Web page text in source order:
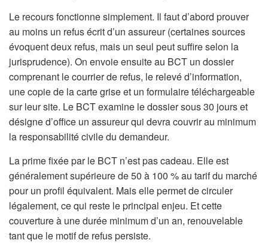
Le recours fonctionne simplement. Il faut d’abord prouver
au moins un refus écrit d’un assureur (certaines sources
évoquent deux refus, mais un seul peut suffire selon la
jurisprudence). On envoie ensuite au BCT un dossier
comprenant le courrier de refus, le relevé d’information,
une copie de la carte grise et un formulaire téléchargeable
sur leur site. Le BCT examine le dossier sous 30 jours et
désigne d’office un assureur qui devra couvrir au minimum
la responsabilité civile du demandeur.
La prime fixée par le BCT n’est pas cadeau. Elle est
généralement supérieure de 50 à 100 % au tarif du marché
pour un profil équivalent. Mais elle permet de circuler
légalement, ce qui reste le principal enjeu. Et cette
couverture à une durée minimum d’un an, renouvelable
tant que le motif de refus persiste.